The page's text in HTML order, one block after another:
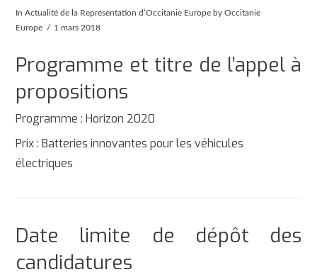
InActualité de la Représentation d’Occitanie Europe by Occitanie
Europe
1 mars 2018
Programme et titre de l’appel à
propositions
Programme : Horizon 2020
Prix : Batteries innovantes pour les véhicules
électriques
Date limite de dépôt des
candidatures